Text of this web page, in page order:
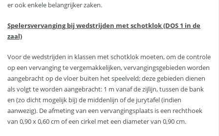
er ook enkele belangrijker zaken.
Spelersvervanging bij wedstrijden met schotklok (DOS 1 in de
zaal)
Voor de wedstrijden in klassen met schotklok moeten, om de controle
op een vervanging te vergemakkelijken, vervangingsgebieden worden
aangebracht op de vloer buiten het speelveld; deze gebieden dienen
als volgt te worden aangebracht: 1 m vanaf de zijlijn, tussen de bank
en (zo dicht mogelijk bij) de middenlijn of de jurytafel (indien
aanwezig). De afmeting van een vervangingsplaats is een rechthoek
van 0,90 x 0,60 cm of een cirkel met een diameter van 0,90 cm.